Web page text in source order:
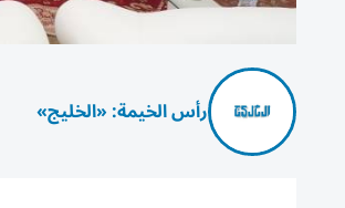
رأس الخيمة: «الخليج»